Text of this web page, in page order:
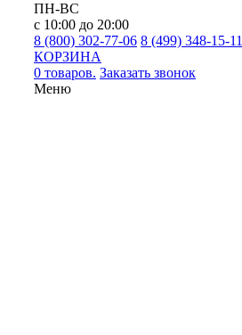
ПН-ВС
с 10:00 до 20:00
8 (800) 302-77-06 8 (499) 348-15-11
КОРЗИНА
0 товаров. Заказать звонок
Меню